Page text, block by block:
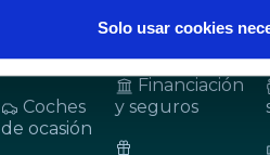
Solo usar cookies
Coches
de ocasión
Financiación
y seguros